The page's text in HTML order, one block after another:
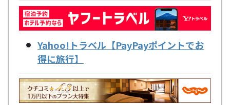
Yahoo!トラベル【PayPayポイントでお
得に旅行】